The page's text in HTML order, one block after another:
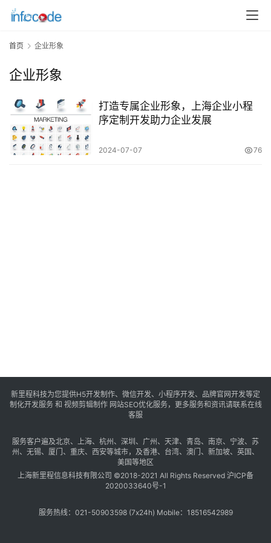
信
开
发
小
程
序
开
数
字
营
A
P
首页 企业形象
企业形象
打造专属企业形象，上海企业小程
序定制开发助力企业发展
2024-07-07 76
新里程科技为您提供H5开发制作、微信开发、小程序开发、品牌官网开发等定
制化开发服务 和 视频剪辑制作 网站SEO优化服务，更多服务和资讯请联系在线
客服
服务客户遍及北京、 上海、 杭州 、 深圳 、 广州 、 天津、 青岛、 南京、 宁波、 苏
州 、 无锡、 厦门 、 重庆、 西安等城市，及香港、 台湾、 澳门 、 新加坡、 英国 、
美国等地区
上海新里程信息科技有限公司 ©2018-2021 All Rights Reserved 沪ICP备
2020033640号-1
服务热线：021-50903598 (7x24h) Mobile：18516542989